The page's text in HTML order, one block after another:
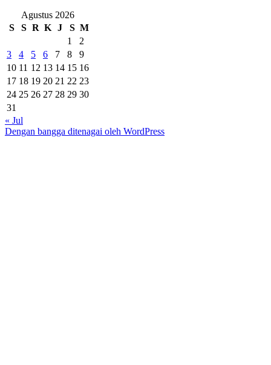
Agustus 2026
S
S R K J S M
1
2
3
4 5 6 7 8
9
10 11 12 13 14 15 16
17 18 19 20 21 22 23
24 25 26 27 28 29 30
31
« Jul
Dengan bangga ditenagai oleh WordPress